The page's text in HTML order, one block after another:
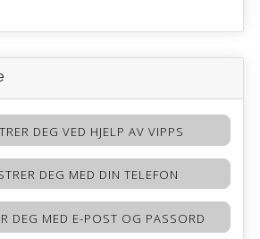
DEG VED HJELP AV VIPPS
DEG MED DIN TELEFON
DEG MED E-POST OG PASSORD